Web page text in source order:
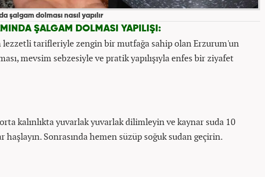
şalgam dolması nasıl yapılır
ŞALGAM DOLMASI YAPILIŞI:
tarifleriyle zengin bir mutfağa sahip olan Erzurum'un
mevsim sebzesiyle ve pratik yapılışıyla enfes bir ziyafet
kalınlıkta yuvarlak yuvarlak dilimleyin ve kaynar suda 10
haşlayın. Sonrasında hemen süzüp soğuk sudan geçirin.